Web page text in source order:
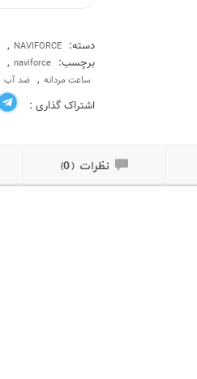
دسته: NAVIFORCE
,
برچسب: naviforce
,
ساعت مردانه , ضد آب
اشتراک گذاری :
نظرات (0)